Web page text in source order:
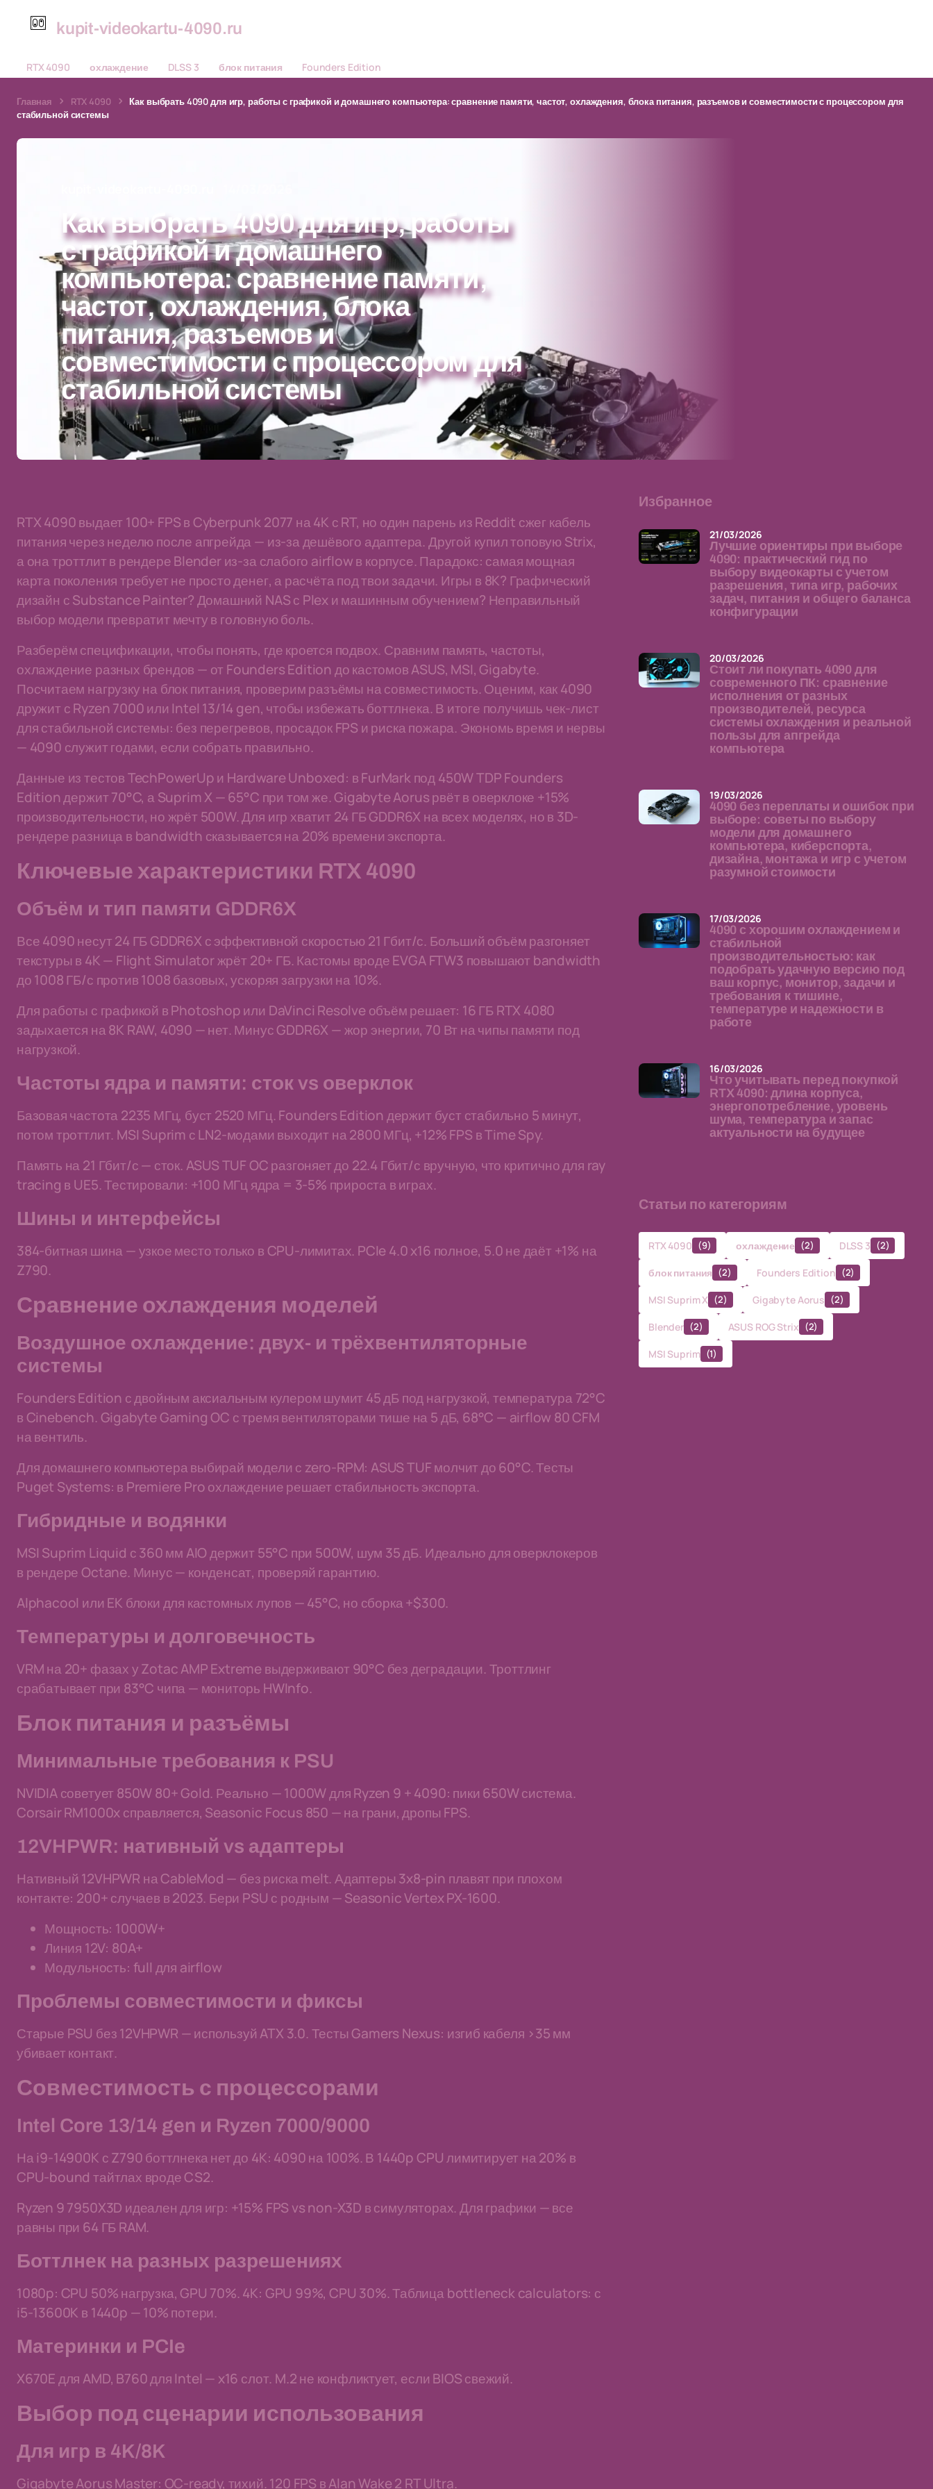
kupit-videokartu-4090.ru
RTX 4090 охлаждение DLSS 3 блок питания Founders Edition
Главная RTX 4090
Как выбрать 4090 для игр, работы с графикой и домашнего компьютера: сравнение памяти, частот, охлаждения, блока питания, разъемов и совместимости с процессором для
стабильной системы
Как выбрать 4090 для игр, работы
с графикой и домашнего
компьютера: сравнение памяти,
частот, охлаждения, блока
питания, разъемов и
совместимости с процессором для
стабильной системы
RTX 4090 выдает 100+ FPS в Cyberpunk 2077 на 4K с RT, но один парень из Reddit сжег кабель
питания через неделю после апгрейда — из-за дешёвого адаптера. Другой купил топовую Strix,
а она троттлит в рендере Blender из-за слабого airflow в корпусе. Парадокс: самая мощная
карта поколения требует не просто денег, а расчёта под твои задачи. Игры в 8K? Графический
дизайн с Substance Painter? Домашний NAS с Plex и машинным обучением? Неправильный
выбор модели превратит мечту в головную боль.
Разберём спецификации, чтобы понять, где кроется подвох. Сравним память, частоты,
охлаждение разных брендов — от Founders Edition до кастомов ASUS, MSI, Gigabyte.
Посчитаем нагрузку на блок питания, проверим разъёмы на совместимость. Оценим, как 4090
дружит с Ryzen 7000 или Intel 13/14 gen, чтобы избежать боттлнека. В итоге получишь чек-лист
для стабильной системы: без перегревов, просадок FPS и риска пожара. Экономь время и нервы
— 4090 служит годами, если собрать правильно.
Данные из тестов TechPowerUp и Hardware Unboxed: в FurMark под 450W TDP Founders
Edition держит 70°C, а Suprim X — 65°C при том же. Gigabyte Aorus рвёт в оверклоке +15%
производительности, но жрёт 500W. Для игр хватит 24 ГБ GDDR6X на всех моделях, но в 3D-
рендере разница в bandwidth сказывается на 20% времени экспорта.
Ключевые характеристики RTX 4090
Объём и тип памяти GDDR6X
Все 4090 несут 24 ГБ GDDR6X с эффективной скоростью 21 Гбит/с. Больший объём разгоняет
текстуры в 4K — Flight Simulator жрёт 20+ ГБ. Кастомы вроде EVGA FTW3 повышают bandwidth
до 1008 ГБ/с против 1008 базовых, ускоряя загрузки на 10%.
Для работы с графикой в Photoshop или DaVinci Resolve объём решает: 16 ГБ RTX 4080
задыхается на 8K RAW, 4090 — нет. Минус GDDR6X — жор энергии, 70 Вт на чипы памяти под
нагрузкой.
Частоты ядра и памяти: сток vs оверклок
Базовая частота 2235 МГц, буст 2520 МГц. Founders Edition держит буст стабильно 5 минут,
потом троттлит. MSI Suprim с LN2-модами выходит на 2800 МГц, +12% FPS в Time Spy.
Память на 21 Гбит/с — сток. ASUS TUF OC разгоняет до 22.4 Гбит/с вручную, что критично для ray
tracing в UE5. Тестировали: +100 МГц ядра = 3-5% прироста в играх.
Шины и интерфейсы
384-битная шина — узкое место только в CPU-лимитах. PCIe 4.0 x16 полное, 5.0 не даёт +1% на
Z790.
Сравнение охлаждения моделей
Воздушное охлаждение: двух- и трёхвентиляторные
системы
Founders Edition с двойным аксиальным кулером шумит 45 дБ под нагрузкой, температура 72°C
в Cinebench. Gigabyte Gaming OC с тремя вентиляторами тише на 5 дБ, 68°C — airflow 80 CFM
на вентиль.
Для домашнего компьютера выбирай модели с zero-RPM: ASUS TUF молчит до 60°C. Тесты
Puget Systems: в Premiere Pro охлаждение решает стабильность экспорта.
Гибридные и водянки
MSI Suprim Liquid с 360 мм AIO держит 55°C при 500W, шум 35 дБ. Идеально для оверклокеров
в рендере Octane. Минус — конденсат, проверяй гарантию.
Alphacool или EK блоки для кастомных лупов — 45°C, но сборка +$300.
Температуры и долговечность
VRM на 20+ фазах у Zotac AMP Extreme выдерживают 90°C без деградации. Троттлинг
срабатывает при 83°C чипа — мониторь HWInfo.
Блок питания и разъёмы
Минимальные требования к PSU
NVIDIA советует 850W 80+ Gold. Реально — 1000W для Ryzen 9 + 4090: пики 650W система.
Corsair RM1000x справляется, Seasonic Focus 850 — на грани, дропы FPS.
12VHPWR: нативный vs адаптеры
Нативный 12VHPWR на CableMod — без риска melt. Адаптеры 3x8-pin плавят при плохом
контакте: 200+ случаев в 2023. Бери PSU с родным — Seasonic Vertex PX-1600.
Мощность: 1000W+
Линия 12V: 80A+
Модульность: full для airflow
Проблемы совместимости и фиксы
Старые PSU без 12VHPWR — используй ATX 3.0. Тесты Gamers Nexus: изгиб кабеля >35 мм
убивает контакт.
Совместимость с процессорами
Intel Core 13/14 gen и Ryzen 7000/9000
На i9-14900K с Z790 боттлнека нет до 4K: 4090 на 100%. В 1440p CPU лимитирует на 20% в
CPU-bound тайтлах вроде CS2.
Ryzen 9 7950X3D идеален для игр: +15% FPS vs non-X3D в симуляторах. Для графики — все
равны при 64 ГБ RAM.
Боттлнек на разных разрешениях
1080p: CPU 50% нагрузка, GPU 70%. 4K: GPU 99%, CPU 30%. Таблица bottleneck calculators: с
i5-13600K в 1440p — 10% потери.
Материнки и PCIe
X670E для AMD, B760 для Intel — x16 слот. M.2 не конфликтует, если BIOS свежий.
Выбор под сценарии использования
Для игр в 4K/8K
Gigabyte Aorus Master: OC-ready, тихий. 120 FPS в Alan Wake 2 RT Ultra.
Избранное
Лучшие ориентиры при выборе
4090: практический гид по
выбору видеокарты с учетом
разрешения, типа игр, рабочих
задач, питания и общего баланса
конфигурации
21/03/2026
Стоит ли покупать 4090 для
современного ПК: сравнение
исполнения от разных
производителей, ресурса
системы охлаждения и реальной
пользы для апгрейда
компьютера
20/03/2026
4090 без переплаты и ошибок при
выборе: советы по выбору
модели для домашнего
компьютера, киберспорта,
дизайна, монтажа и игр с учетом
разумной стоимости
19/03/2026
4090 с хорошим охлаждением и
стабильной
производительностью: как
подобрать удачную версию под
ваш корпус, монитор, задачи и
требования к тишине,
температуре и надежности в
работе
17/03/2026
Что учитывать перед покупкой
RTX 4090: длина корпуса,
энергопотребление, уровень
шума, температура и запас
актуальности на будущее
16/03/2026
Статьи по категориям
RTX 4090 (9) охлаждение (2) DLSS 3 (2)
блок питания (2) Founders Edition (2)
MSI Suprim X (2) Gigabyte Aorus (2)
Blender (2) ASUS ROG Strix (2)
MSI Suprim (1)